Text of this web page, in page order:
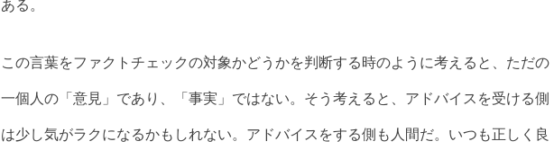
ある。
この言葉をファクトチェックの対象かどうかを判断する時のように考えると、ただの
一個人の「意見」であり、「事実」ではない。そう考えると、アドバイスを受ける側
は少し気がラクになるかもしれない。アドバイスをする側も人間だ。いつも正しく良